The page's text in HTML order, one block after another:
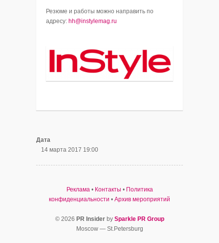
Резюме и работы можно направить по
адресу: hh@instylemag.ru
Дата
14 марта 2017 19:00
Реклама • Контакты • Политика
конфиденциальности • Архив мероприятий
© 2026 PR Insiderby Sparkle PR Group
Moscow — St.Petersburg